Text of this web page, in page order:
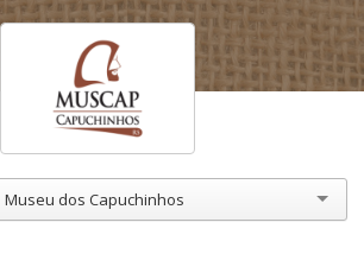
Museu dos Capuchinhos